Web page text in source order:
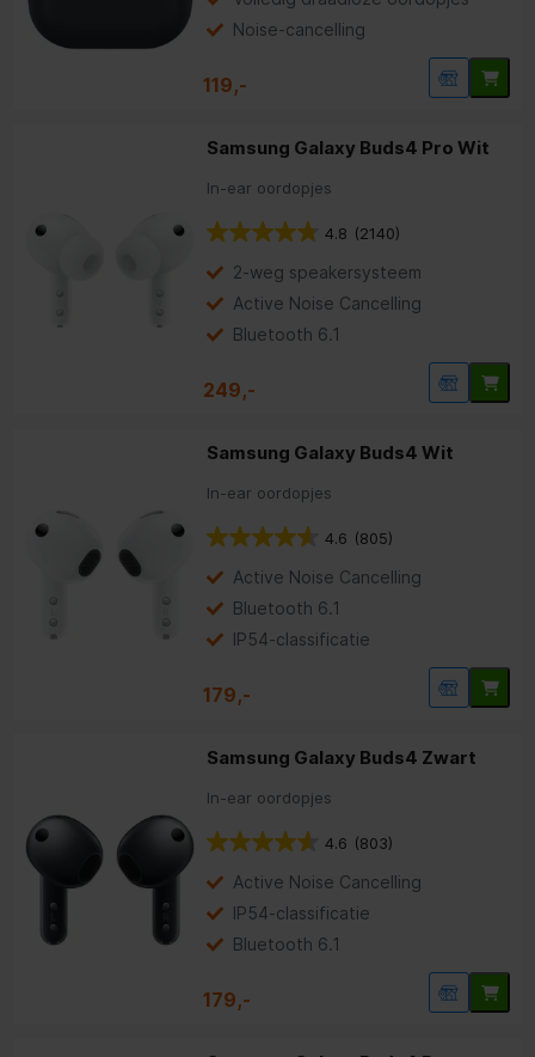
Noise-cancelling
119,-
Samsung Galaxy Buds4 Pro Wit
In-ear oordopjes
4.8 (2140)
2-weg speakersysteem
Active Noise Cancelling
Bluetooth 6.1
249,-
Samsung Galaxy Buds4 Wit
In-ear oordopjes
4.6 (805)
Active Noise Cancelling
Bluetooth 6.1
IP54-classificatie
179,-
Samsung Galaxy Buds4 Zwart
In-ear oordopjes
4.6 (803)
Active Noise Cancelling
IP54-classificatie
Bluetooth 6.1
179,-